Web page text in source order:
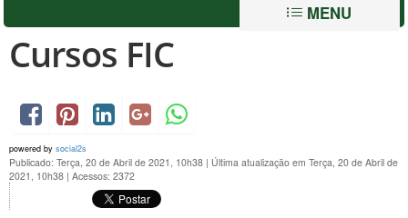
MENU
Cursos FIC
powered by social2s
Publicado: Terça, 20 de Abril de 2021, 10h38 | Última atualização em Terça, 20 de Abril de
2021, 10h38 | Acessos: 2372